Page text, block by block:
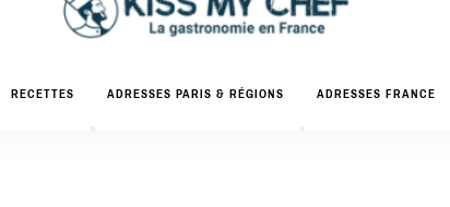
Kiss
gastronomiques
et
RECETTES ADRESSES PARIS & RÉGIONS ADRESSES FRANCE